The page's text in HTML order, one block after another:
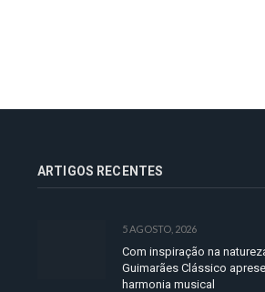
ARTIGOS RECENTES
5 AGOSTO, 2026
Com inspiração na
Guimarães Clássico
harmonia musical